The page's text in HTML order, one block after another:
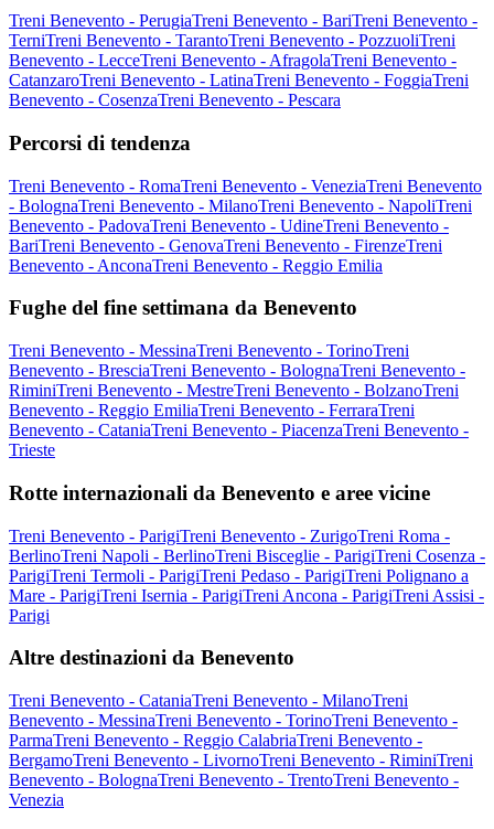
Treni Benevento - PerugiaTreni Benevento - BariTreni Benevento -
TerniTreni Benevento - TarantoTreni Benevento - PozzuoliTreni
Benevento - LecceTreni Benevento - AfragolaTreni Benevento -
CatanzaroTreni Benevento - LatinaTreni Benevento - FoggiaTreni
Benevento - CosenzaTreni Benevento - Pescara
Percorsi di tendenza
Treni Benevento - RomaTreni Benevento - VeneziaTreni Benevento
- BolognaTreni Benevento - MilanoTreni Benevento - NapoliTreni
Benevento - PadovaTreni Benevento - UdineTreni Benevento -
BariTreni Benevento - GenovaTreni Benevento - FirenzeTreni
Benevento - AnconaTreni Benevento - Reggio Emilia
Fughe del fine settimana da Benevento
Treni Benevento - MessinaTreni Benevento - TorinoTreni
Benevento - BresciaTreni Benevento - BolognaTreni Benevento -
RiminiTreni Benevento - MestreTreni Benevento - BolzanoTreni
Benevento - Reggio EmiliaTreni Benevento - FerraraTreni
Benevento - CataniaTreni Benevento - PiacenzaTreni Benevento -
Trieste
Rotte internazionali da Benevento e aree vicine
Treni Benevento - ParigiTreni Benevento - ZurigoTreni Roma -
BerlinoTreni Napoli - BerlinoTreni Bisceglie - ParigiTreni Cosenza -
ParigiTreni Termoli - ParigiTreni Pedaso - ParigiTreni Polignano a
Mare - ParigiTreni Isernia - ParigiTreni Ancona - ParigiTreni Assisi -
Parigi
Altre destinazioni da Benevento
Treni Benevento - CataniaTreni Benevento - MilanoTreni
Benevento - MessinaTreni Benevento - TorinoTreni Benevento -
ParmaTreni Benevento - Reggio CalabriaTreni Benevento -
BergamoTreni Benevento - LivornoTreni Benevento - RiminiTreni
Benevento - BolognaTreni Benevento - TrentoTreni Benevento -
Venezia